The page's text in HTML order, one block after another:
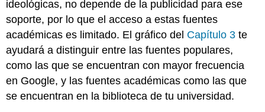
ideológicas, no depende de la publicidad para ese
soporte, por lo que el acceso a estas fuentes
académicas es limitado. El gráfico del Capítulo 3 te
ayudará a distinguir entre las fuentes populares,
como las que se encuentran con mayor frecuencia
en Google, y las fuentes académicas como las que
se encuentran en la biblioteca de tu universidad.